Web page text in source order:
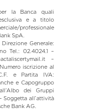
la Banca quali
e a titolo
professionale
SpA.
Generale:
Tel.: 02.4024.1 –
–
iscrizione al
e Partita IVA:
e Capogruppo
dei Gruppi
Soggetta all’attività
Bank AG.